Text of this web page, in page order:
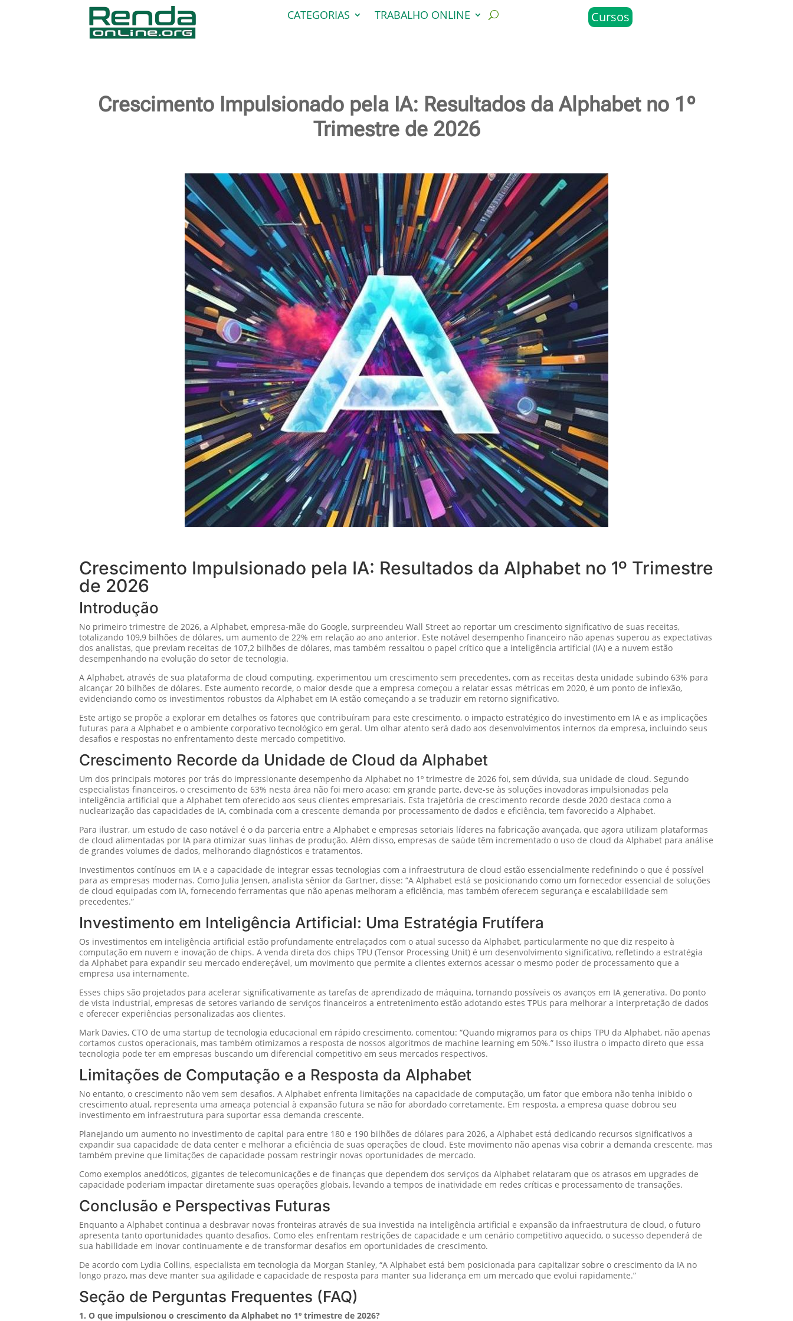
CATEGORIAS TRABALHO ONLINE Cursos
Crescimento Impulsionado pela IA: Resultados da Alphabet no 1º
Trimestre de 2026
Crescimento Impulsionado pela IA: Resultados da Alphabet no 1º Trimestre
de 2026
Introdução
No primeiro trimestre de 2026, a Alphabet, empresa-mãe do Google, surpreendeu Wall Street ao reportar um crescimento significativo de suas receitas,
totalizando 109,9 bilhões de dólares, um aumento de 22% em relação ao ano anterior. Este notável desempenho financeiro não apenas superou as expectativas
dos analistas, que previam receitas de 107,2 bilhões de dólares, mas também ressaltou o papel crítico que a inteligência artificial (IA) e a nuvem estão
desempenhando na evolução do setor de tecnologia.
A Alphabet, através de sua plataforma de cloud computing, experimentou um crescimento sem precedentes, com as receitas desta unidade subindo 63% para
alcançar 20 bilhões de dólares. Este aumento recorde, o maior desde que a empresa começou a relatar essas métricas em 2020, é um ponto de inflexão,
evidenciando como os investimentos robustos da Alphabet em IA estão começando a se traduzir em retorno significativo.
Este artigo se propõe a explorar em detalhes os fatores que contribuíram para este crescimento, o impacto estratégico do investimento em IA e as implicações
futuras para a Alphabet e o ambiente corporativo tecnológico em geral. Um olhar atento será dado aos desenvolvimentos internos da empresa, incluindo seus
desafios e respostas no enfrentamento deste mercado competitivo.
Crescimento Recorde da Unidade de Cloud da Alphabet
Um dos principais motores por trás do impressionante desempenho da Alphabet no 1º trimestre de 2026 foi, sem dúvida, sua unidade de cloud. Segundo
especialistas financeiros, o crescimento de 63% nesta área não foi mero acaso; em grande parte, deve-se às soluções inovadoras impulsionadas pela
inteligência artificial que a Alphabet tem oferecido aos seus clientes empresariais. Esta trajetória de crescimento recorde desde 2020 destaca como a
nuclearização das capacidades de IA, combinada com a crescente demanda por processamento de dados e eficiência, tem favorecido a Alphabet.
Para ilustrar, um estudo de caso notável é o da parceria entre a Alphabet e empresas setoriais líderes na fabricação avançada, que agora utilizam plataformas
de cloud alimentadas por IA para otimizar suas linhas de produção. Além disso, empresas de saúde têm incrementado o uso de cloud da Alphabet para análise
de grandes volumes de dados, melhorando diagnósticos e tratamentos.
Investimentos contínuos em IA e a capacidade de integrar essas tecnologias com a infraestrutura de cloud estão essencialmente redefinindo o que é possível
para as empresas modernas. Como Julia Jensen, analista sênior da Gartner, disse: “A Alphabet está se posicionando como um fornecedor essencial de soluções
de cloud equipadas com IA, fornecendo ferramentas que não apenas melhoram a eficiência, mas também oferecem segurança e escalabilidade sem
precedentes.”
Investimento em Inteligência Artificial: Uma Estratégia Frutífera
Os investimentos em inteligência artificial estão profundamente entrelaçados com o atual sucesso da Alphabet, particularmente no que diz respeito à
computação em nuvem e inovação de chips. A venda direta dos chips TPU (Tensor Processing Unit) é um desenvolvimento significativo, refletindo a estratégia
da Alphabet para expandir seu mercado endereçável, um movimento que permite a clientes externos acessar o mesmo poder de processamento que a
empresa usa internamente.
Esses chips são projetados para acelerar significativamente as tarefas de aprendizado de máquina, tornando possíveis os avanços em IA generativa. Do ponto
de vista industrial, empresas de setores variando de serviços financeiros a entretenimento estão adotando estes TPUs para melhorar a interpretação de dados
e oferecer experiências personalizadas aos clientes.
Mark Davies, CTO de uma startup de tecnologia educacional em rápido crescimento, comentou: “Quando migramos para os chips TPU da Alphabet, não apenas
cortamos custos operacionais, mas também otimizamos a resposta de nossos algoritmos de machine learning em 50%.” Isso ilustra o impacto direto que essa
tecnologia pode ter em empresas buscando um diferencial competitivo em seus mercados respectivos.
Limitações de Computação e a Resposta da Alphabet
No entanto, o crescimento não vem sem desafios. A Alphabet enfrenta limitações na capacidade de computação, um fator que embora não tenha inibido o
crescimento atual, representa uma ameaça potencial à expansão futura se não for abordado corretamente. Em resposta, a empresa quase dobrou seu
investimento em infraestrutura para suportar essa demanda crescente.
Planejando um aumento no investimento de capital para entre 180 e 190 bilhões de dólares para 2026, a Alphabet está dedicando recursos significativos a
expandir sua capacidade de data center e melhorar a eficiência de suas operações de cloud. Este movimento não apenas visa cobrir a demanda crescente, mas
também previne que limitações de capacidade possam restringir novas oportunidades de mercado.
Como exemplos anedóticos, gigantes de telecomunicações e de finanças que dependem dos serviços da Alphabet relataram que os atrasos em upgrades de
capacidade poderiam impactar diretamente suas operações globais, levando a tempos de inatividade em redes críticas e processamento de transações.
Conclusão e Perspectivas Futuras
Enquanto a Alphabet continua a desbravar novas fronteiras através de sua investida na inteligência artificial e expansão da infraestrutura de cloud, o futuro
apresenta tanto oportunidades quanto desafios. Como eles enfrentam restrições de capacidade e um cenário competitivo aquecido, o sucesso dependerá de
sua habilidade em inovar continuamente e de transformar desafios em oportunidades de crescimento.
De acordo com Lydia Collins, especialista em tecnologia da Morgan Stanley, “A Alphabet está bem posicionada para capitalizar sobre o crescimento da IA no
longo prazo, mas deve manter sua agilidade e capacidade de resposta para manter sua liderança em um mercado que evolui rapidamente.”
Seção de Perguntas Frequentes (FAQ)
1. O que impulsionou o crescimento da Alphabet no 1º trimestre de 2026?